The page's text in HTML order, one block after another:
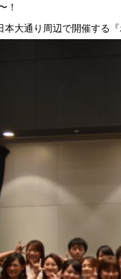
！
本大通り周辺で開催する